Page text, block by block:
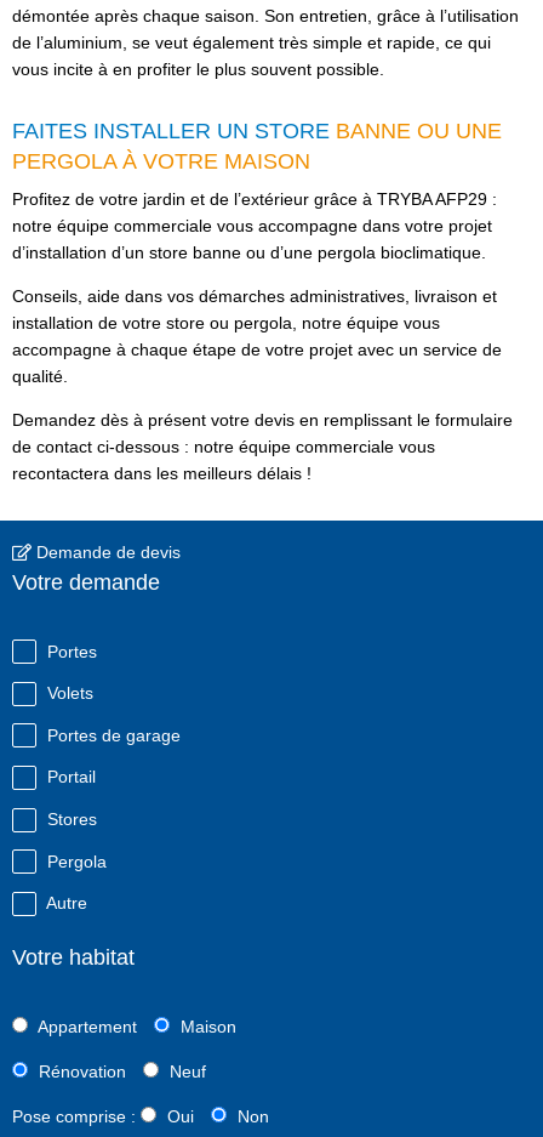
démontée après chaque saison. Son entretien, grâce à l’utilisation
de l’aluminium, se veut également très simple et rapide, ce qui
vous incite à en profiter le plus souvent possible.
FAITES INSTALLER UN STORE BANNE OU UNE
PERGOLA À VOTRE MAISON
Profitez de votre jardin et de l’extérieur grâce à TRYBA AFP29 :
notre équipe commerciale vous accompagne dans votre projet
d’installation d’un store banne ou d’une pergola bioclimatique.
Conseils, aide dans vos démarches administratives, livraison et
installation de votre store ou pergola, notre équipe vous
accompagne à chaque étape de votre projet avec un service de
qualité.
Demandez dès à présent votre devis en remplissant le formulaire
de contact ci-dessous : notre équipe commerciale vous
recontactera dans les meilleurs délais !
Demande de devis
Votre demande
Portes
Volets
Portes de garage
Portail
Stores
Pergola
Autre
Votre habitat
Appartement Maison
Rénovation Neuf
Pose comprise : Oui Non